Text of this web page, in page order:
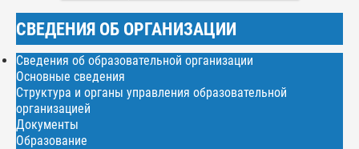
СВЕДЕНИЯ ОБ ОРГАНИЗАЦИИ
Сведения об образовательной организации
Основные сведения
Структура и органы управления образовательной
организацией
Документы
Образование